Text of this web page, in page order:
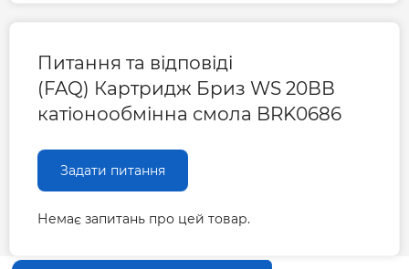
Питання та відповіді
(FAQ) Картридж Бриз WS 20ВВ
катіонообмінна смола BRK0686
Задати питання
Немає запитань про цей товар.